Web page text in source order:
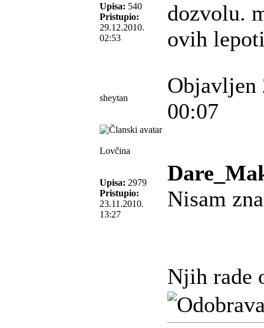
Upisa: 540
Pristupio:
29.12.2010.
02:53
dozvolu.
ovih
sheytan
Objavljen
00:07
Lovčina
Upisa: 2979
Pristupio:
23.11.2010.
13:27
Nisam
Njih rade